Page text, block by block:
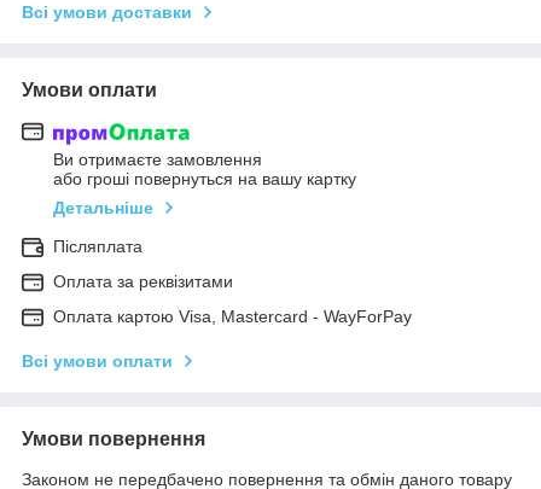
Всі умови доставки
Умови оплати
Ви отримаєте замовлення
або гроші повернуться на вашу картку
Детальніше
Післяплата
Оплата за реквізитами
Оплата картою Visa, Mastercard - WayForPay
Всі умови оплати
Умови повернення
Законом не передбачено повернення та обмін даного товару